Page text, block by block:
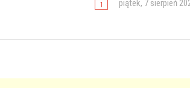
piątek, 7 sierpień